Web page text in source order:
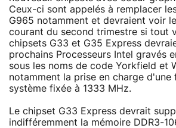
Ceux-ci sont appelés à remplacer
G965 notamment et devraient voir
courant du second trimestre si tout
chipsets G33 et G35 Express
prochains Processeurs Intel gravés
sous les noms de code Yorkfield et
notamment la prise en charge d'une
système fixée à 1333 MHz.
Le chipset G33 Express devrait
indifféremment la mémoire DDR3-